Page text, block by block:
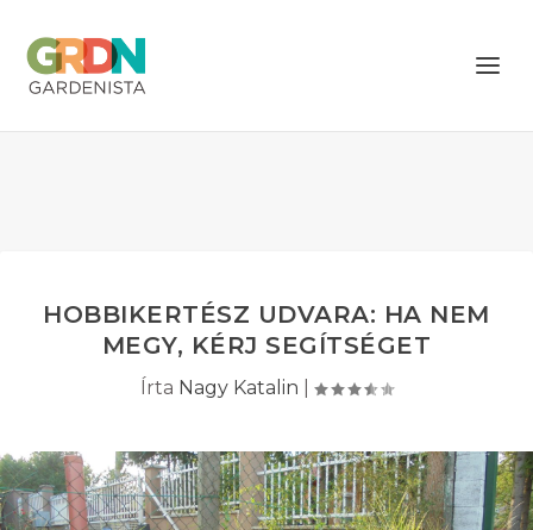
HOBBIKERTÉSZ UDVARA: HA NEM
MEGY, KÉRJ SEGÍTSÉGET
Írta Nagy Katalin